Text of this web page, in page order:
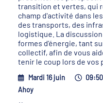
transition et vertes, qui
champ d'activité dans
des transports, des
logistique. La
formes d'énergie, tant
collectif, afin de vous
tenir le coup lors de vos
Mardi 16 juin
Ahoy